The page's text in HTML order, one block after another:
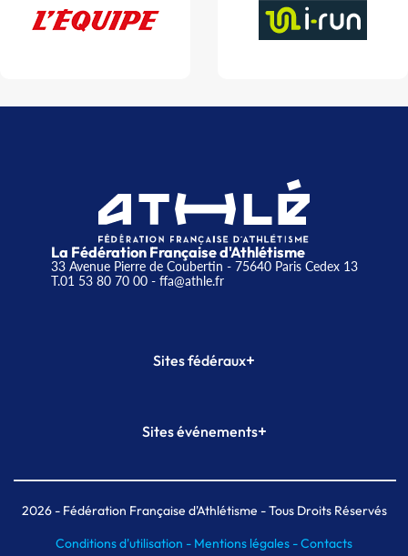
La Fédération Française d'Athlétisme
33 Avenue Pierre de Coubertin - 75640 Paris Cedex 13
T.01 53 80 70 00- ffa@athle.fr
Sites fédéraux+
Plateforme Formation
Sites événements+
Meeting de Paris indoor
MAIF Ekiden de Paris
2026- Fédération Française d'Athlétisme - Tous Droits Réservés
Conditions d'utilisation - Mentions légales -Contacts